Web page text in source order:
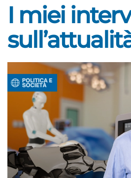
I miei